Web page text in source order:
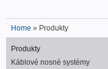
Home » Produkty
Produkty
Káblové nosné systémy